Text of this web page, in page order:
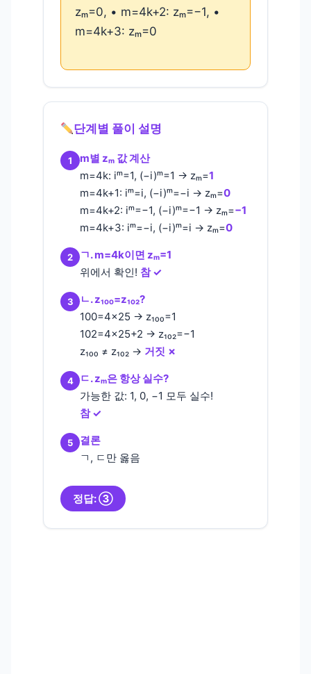
zₘ=0, • m=4k+2: zₘ=−1, •
m=4k+3: zₘ=0
단계별 풀이 설명
1
m별 zₘ 값 계산
m=4k: iᵐ=1, (−i)ᵐ=1 → zₘ=1
m=4k+1: iᵐ=i, (−i)ᵐ=−i → zₘ=0
m=4k+2: iᵐ=−1, (−i)ᵐ=−1 → zₘ=−1
m=4k+3: iᵐ=−i, (−i)ᵐ=i → zₘ=0
2
ㄱ. m=4k이면 zₘ=1
위에서 확인! 참 ✓
3
ㄴ. z₁₀₀=z₁₀₂?
100=4×25 → z₁₀₀=1
102=4×25+2 → z₁₀₂=−1
z₁₀₀ ≠ z₁₀₂ → 거짓 ✗
4
ㄷ. zₘ은 항상 실수?
가능한 값: 1, 0, −1 모두 실수!
참 ✓
5
결론
ㄱ, ㄷ만 옳음
정답: ③